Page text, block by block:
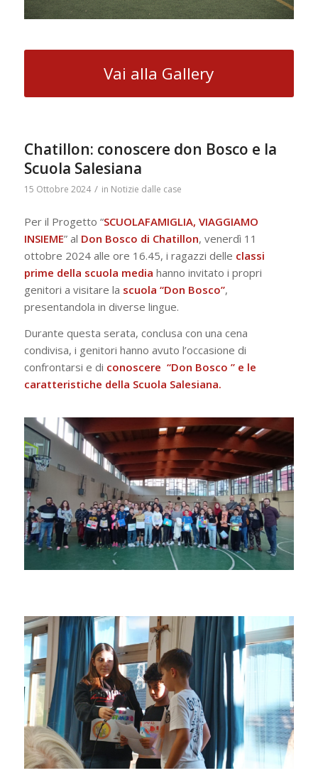
Vai alla Gallery
Chatillon: conoscere don Bosco e la
Scuola Salesiana
15 Ottobre 2024 / in Notizie dalle case
Per il Progetto “SCUOLAFAMIGLIA, VIAGGIAMO
INSIEME” al Don Bosco di Chatillon, venerdì 11
ottobre 2024 alle ore 16.45, i ragazzi delle classi
prime della scuola media hanno invitato i propri
genitori a visitare la scuola “Don Bosco”,
presentandola in diverse lingue.
Durante questa serata, conclusa con una cena
condivisa, i genitori hanno avuto l’occasione di
confrontarsi e di conoscere “Don Bosco ” e le
caratteristiche della Scuola Salesiana.